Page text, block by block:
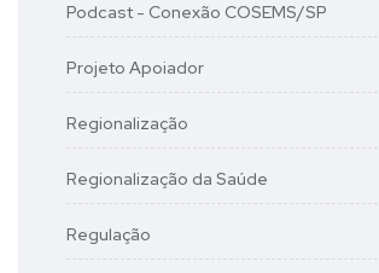
Podcast - Conexão COSEMS/SP
Projeto Apoiador
Regionalização
Regionalização da Saúde
Regulação